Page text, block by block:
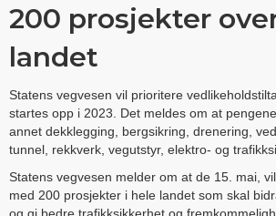
200 prosjekter
landet
Statens vegvesen vil prioritere
startes opp i 2023. Det meldes om at
annet dekklegging, bergsikring, drenering,
tunnel, rekkverk, vegutstyr, elektro- og
Statens vegvesen melder om at de 15. mai,
med 200 prosjekter i hele landet som skal
og gi bedre trafikksikkerhet og